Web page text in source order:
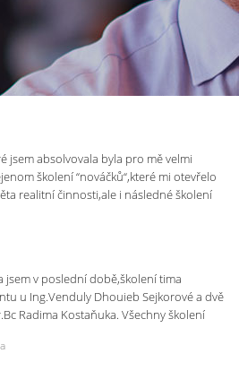
jsem absolvovala byla pro mě velmi
školení “nováčků“,které mi otevřelo
realitní činnosti,ale i následné školení
s nesmírnou lidskostí,přesto
Realitní Akademie umožňuje.
jsem v poslední době,školení tima
u Ing.Venduly Dhouieb Sejkorové a dvě
Radima Kostaňuka. Všechny školení